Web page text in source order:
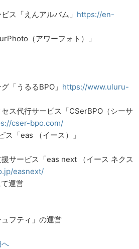
ス「えんアルバム」 https://en-
（アワーフォト）」
「うるるBPO」 https://www.uluru-
ス代行サービス「CSerBPO（シーサ
cser-bpo.com/
ス「eas （イース）」
援サービス「eas next （イース ネクス
easnext/
運営
フティ」の運営